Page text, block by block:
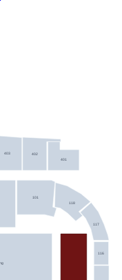
403 402
401
118
117
116
101